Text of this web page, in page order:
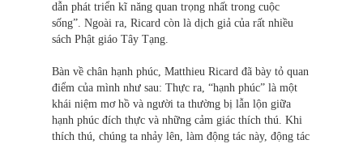
dẫn phát triển kĩ năng quan trọng nhất trong cuộc
sống”. Ngoài ra, Ricard còn là dịch giả của rất nhiều
sách Phật giáo Tây Tạng.
Bàn về chân hạnh phúc, Matthieu Ricard đã bày tỏ quan
điểm của mình như sau: Thực ra, “hạnh phúc” là một
khái niệm mơ hồ và người ta thường bị lẫn lộn giữa
hạnh phúc đích thực và những cảm giác thích thú. Khi
thích thú, chúng ta nhảy lên, làm động tác này, động tác